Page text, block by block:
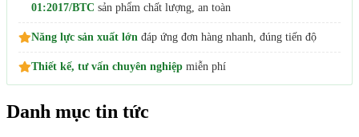
01:2017/BTC sản phẩm chất lượng, an toàn
Năng lực sản xuất lớn đáp ứng đơn hàng nhanh, đúng tiến độ
Thiết kế, tư vấn chuyên nghiệp miễn phí
Danh mục tin tức